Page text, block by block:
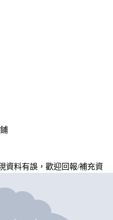
資料有誤，歡迎回報/補充資